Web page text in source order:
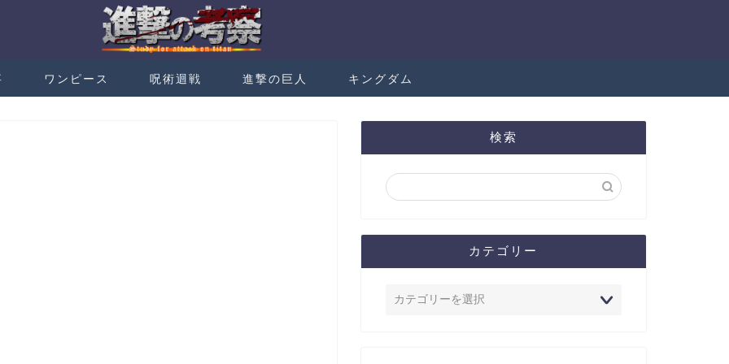
ワンピース 呪術迴戦 進撃の巨人 キングダム
検索
カテゴリー